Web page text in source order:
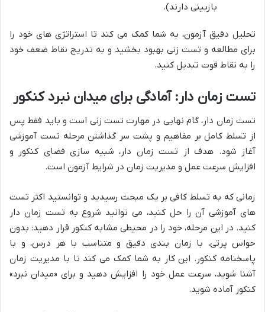
بازبینی دارند).
تحلیل دقیق آزمون، به شما کمک می کند تا استراتژی های خود را
برای مطالعه و تست زنی بهبود بخشید و به تدریج نقاط ضعف خود
را به نقاط قوت تبدیل کنید.
تست زمان دار: آمادگی برای میدان نبرد کنکور
تست زمان دار، گام نهایی در مهارت تست زنی است و باید فقط پس
از تسلط کامل بر مفاهیم و پشت سر گذاشتن مرحله تست آموزشی
آغاز شود. هدف از تست زمان دار، شبیه سازی فضای کنکور و
افزایش سرعت عمل و مدیریت زمان در شرایط آزمون است.
زمانی که به تسلط کافی بر یک مبحث رسیدید و توانستید اکثر تست
های آموزشی آن را حل کنید، می توانید شروع به تست زمان دار
کنید. در این مرحله، خود را در محیطی مشابه کنکور قرار دهید: بدون
حواس پرتی، با زمان بندی دقیق و متناسب با هر درس، و با
پاسخنامه کنکور. این کار به شما کمک می کند تا با مدیریت زمان
آشنا شوید، سرعت عمل خود را افزایش دهید و برای «میدان نبرد»
کنکور آماده شوید.